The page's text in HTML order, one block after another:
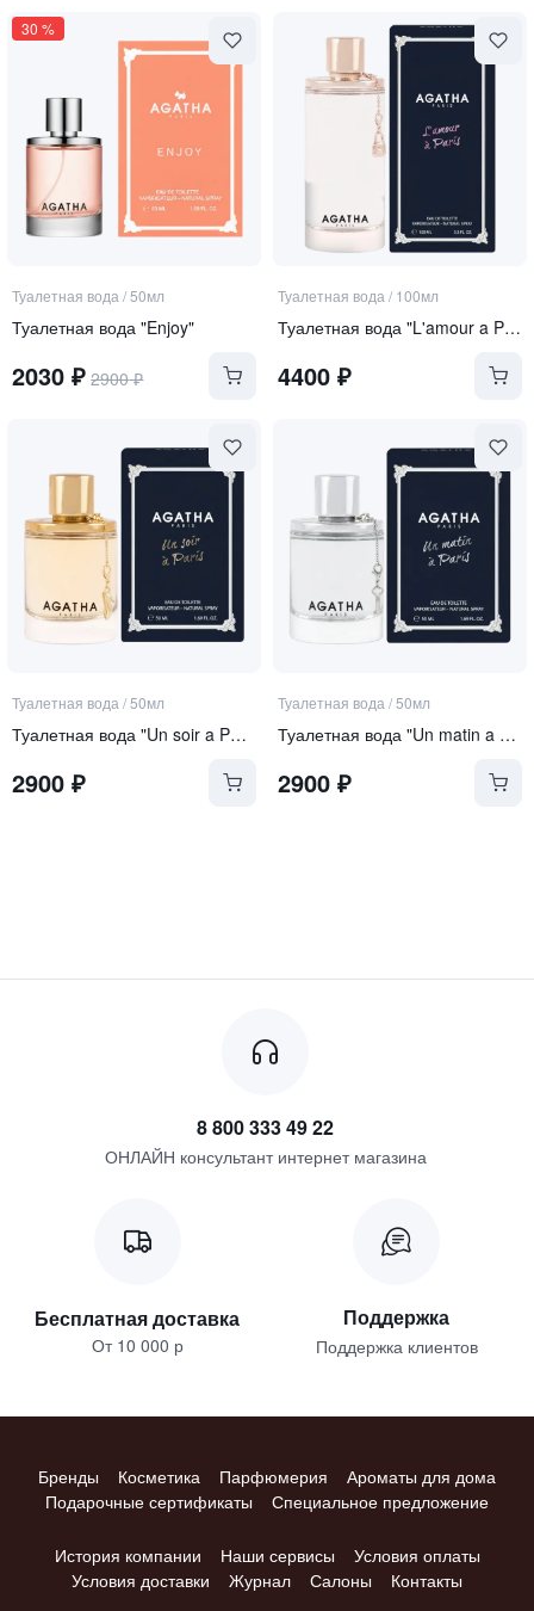
30 %
Туалетная вода /50мл
Туалетная вода "Enjoy"
2030 ₽ 2900₽
Туалетная вода / 100мл
Туалетная вода "L'amour a Paris"
4400₽
Туалетная вода /50мл
Туалетная вода "Un soir a Paris"
2900 ₽
Туалетная вода /50мл
Туалетная вода "Un matin a Paris"
2900₽
8 800 333 49 22
ОНЛАЙН консультант интернет магазина
Бесплатная доставка
От 10 000 р
Поддержка
Поддержка клиентов
Бренды Косметика Парфюмерия
Ароматы для дома
Подарочные сертификаты
Специальное предложение
История компании Наши сервисы
Условия оплаты
Условия доставки
Журнал Салоны Контакты